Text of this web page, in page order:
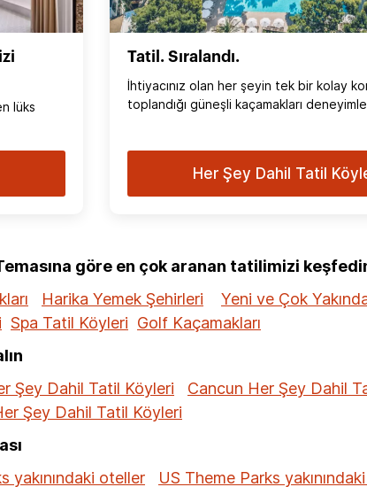
lüks
Tatil. Sıralandı.
İhtiyacınız olan her şeyin tek bir kolay
toplandığı güneşli kaçamakları
Her Şey Dahil Tatil
göre en çok aranan tatilimizi
Harika Yemek Şehirleri Yeni ve Çok
Spa Tatil Köyleri Golf Kaçamakları
Şey Dahil Tatil Köyleri Cancun Her Şey Dahil
Şey Dahil Tatil Köyleri
yakınındaki oteller US Theme Parks